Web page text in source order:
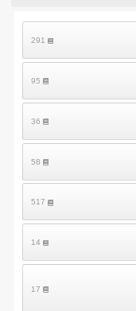
291
95
36
58
517
14
17